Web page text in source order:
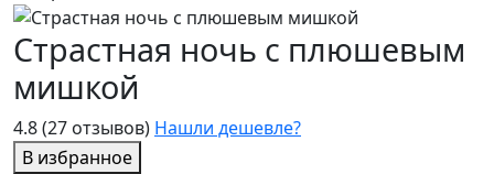
4.8(27 отзывов) Нашли дешевле?
В избранное
Страстная ночь с плюшевым
мишкой